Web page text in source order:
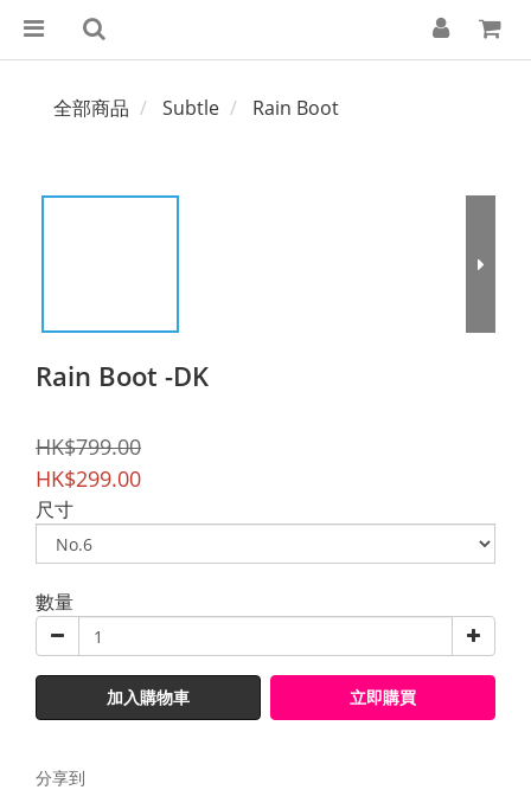
全部商品 Subtle Rain Boot
Rain Boot -DK
HK$799.00
HK$299.00
尺寸
數量
加入購物車 立即購買
分享到